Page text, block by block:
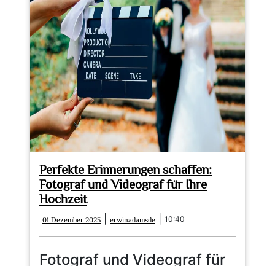
Unvergessliche
Erinnerungen
für
die
Ewigkeit
festgehalten
Perfekte Erinnerungen schaffen:
Fotograf und Videograf für Ihre
Hochzeit
01 Dezember 2025
Dezember
2025
erwinadamsde erwinadamsde
10:40
Fotograf und Videograf für